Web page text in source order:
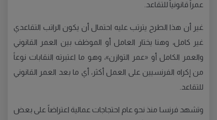
عمراً قانونياً للتقاعد.
غير أن هذا الطرح يترتب عليه احتمال أن يكون الراتب التقاعدي
غير كامل، وهنا يختار العامل أو الموظف بين العمر القانوني
والعمر الكامل أو «عمر التوازن»، وهو ما اعتبرته النقابات نوعاً
من إكراه الفرنسيين على العمل أكثر، أي ما بعد العمر القانوني
للتقاعد.
وتشهد فرنسا منذ نحو عام احتجاجات عمالية اعتراضاً على بعض